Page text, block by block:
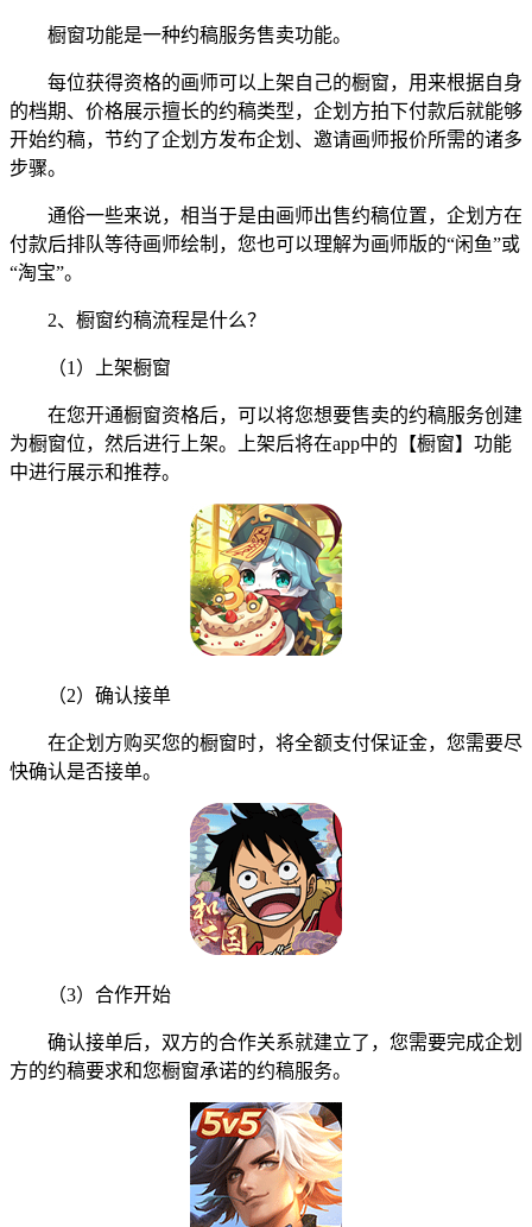
橱窗功能是一种约稿服务售卖功能。
每位获得资格的画师可以上架自己的橱窗，用来根据自身
的档期、价格展示擅长的约稿类型，企划方拍下付款后就能够
开始约稿，节约了企划方发布企划、邀请画师报价所需的诸多
步骤。
通俗一些来说，相当于是由画师出售约稿位置，企划方在
付款后排队等待画师绘制，您也可以理解为画师版的“闲鱼”或
“淘宝”。
2、橱窗约稿流程是什么？
（1）上架橱窗
在您开通橱窗资格后，可以将您想要售卖的约稿服务创建
为橱窗位，然后进行上架。上架后将在app中的【橱窗】功能
中进行展示和推荐。
（2）确认接单
在企划方购买您的橱窗时，将全额支付保证金，您需要尽
快确认是否接单。
（3）合作开始
确认接单后，双方的合作关系就建立了，您需要完成企划
方的约稿要求和您橱窗承诺的约稿服务。